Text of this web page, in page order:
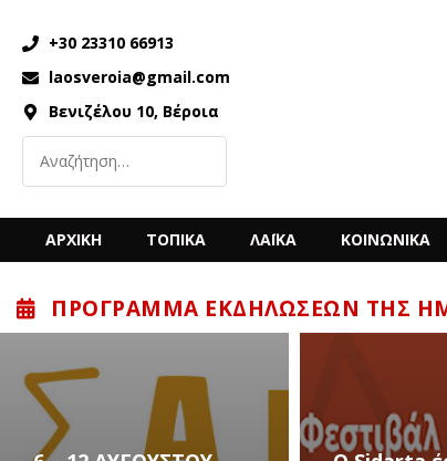
+30 23310 66913
laosveroia@gmail.com
Βενιζέλου 10, Βέροια
ΑΡΧΙΚΗ ΤΟΠΙΚΑ ΛΑΪΚΑ ΚΟΙΝΩΝΙΚΑ
ΠΡΌΓΡΑΜΜΑ ΕΚΔΗΛΏΣΕΩΝ ΤΗΣ